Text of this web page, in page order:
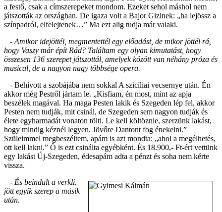
a festő, csak a címszerepeket mondom. Ezeket sehol máshol nem
játszották az országban. De igaza volt a Bajor Gizinek: „ha lejössz a
színpadról, elfelejtenek…” Ma ezt alig tudja már valaki.
- Amikor idejöttél, megmentettél egy előadást, de mikor jöttél rá,
hogy Vaszy már épít Rád? Találtam egy olyan kimutatást, hogy
összesen 136 szerepet játszottál, amelyek között van néhány próza és
musical, de a nagyon nagy többsége opera.
- Behívott a szobájába nem sokkal A szicíliai vecsernye után. Én
akkor még Pestről jártam le. „Kisfiam, én most, mint az apja
beszélek magával. Ha maga Pesten lakik és Szegeden lép fel, akkor
Pesten nem tudják, mit csinál, de Szegeden sem nagyon tudják és
élete egyharmadát vonaton tölti. Le kell költöznie, szerzünk lakást,
hogy mindig kéznél legyen. Jövőre Dantont fog énekelni.”
Szüleimmel megbeszéltem, apám is azt mondta: „ahol a megélhetés,
ott kell lakni.” Ő is ezt csinálta egyébként. És 18.900,- Ft-ért vettünk
egy lakást Új-Szegeden, édesapám adta a pénzt és soha nem kérte
vissza.
- És beindult a verkli,
jött egyik szerep a másik
után.